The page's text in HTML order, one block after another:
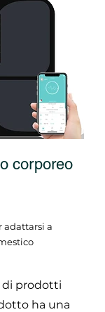
corporeo
a
di prodotti
ha una